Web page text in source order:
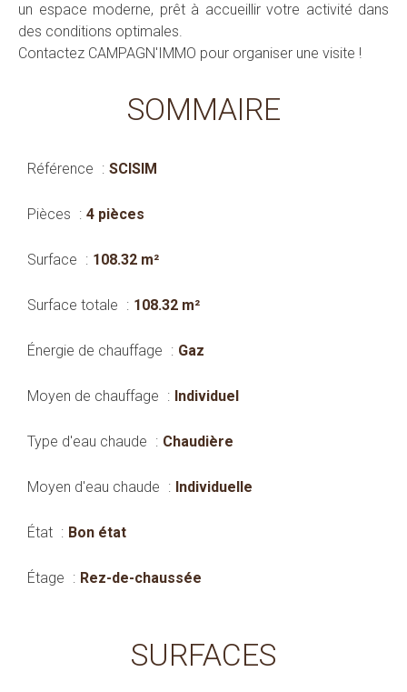
un espace moderne, prêt à accueillir votre activité dans
des conditions optimales.
Contactez CAMPAGN'IMMO pour organiser une visite !
SOMMAIRE
Référence SCISIM
Pièces 4 pièces
Surface 108.32 m²
Surface totale 108.32 m²
Énergie de chauffage Gaz
Moyen de chauffage Individuel
Type d'eau chaude Chaudière
Moyen d'eau chaude Individuelle
État Bon état
Étage Rez-de-chaussée
SURFACES